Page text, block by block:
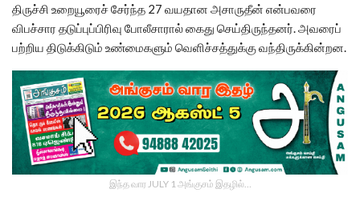
திருச்சி உறையூரைச் சேர்ந்த 27 வயதான அசாருதீன் என்பவரை
விபச்சார தடுப்புப்பிரிவு போலீசாரால் கைது செய்திருந்தனர். அவரைப்
பற்றிய திடுக்கிடும் உண்மைகளும் வெளிச்சத்துக்கு வந்திருக்கின்றன.
இந்த வார JULY 1 அங்குசம் இதழில்…